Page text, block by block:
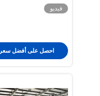
فيديو
احصل على أفضل سعر